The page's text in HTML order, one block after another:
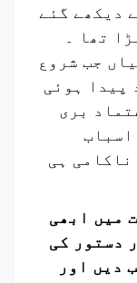
دیکھے گئے
تھا ۔
جب شروع
پیدا ہوئی
بری
اسباب
ہی
میں ابھی
دستور کی
دیں اور